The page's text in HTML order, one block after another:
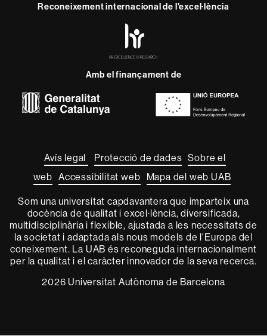
Reconeixement internacional de l'excel·lència
-
Amb el finançament de
Avís legal Protecció de dades Sobre el
web Accessibilitat web Mapa del web UAB
Som una universitat capdavantera que imparteix una
docència de qualitat i excel·lència, diversificada,
multidisciplinària i flexible, ajustada a les necessitats de
la societat i adaptada als nous models de l'Europa del
coneixement. La UAB és reconeguda internacionalment
per la qualitat i el caràcter innovador de la seva recerca.
2026 Universitat Autònoma de Barcelona